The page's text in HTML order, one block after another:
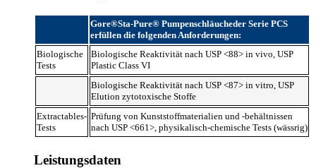
Gore®Sta-Pure® Pumpenschläucheder Serie PCS
erfüllen die folgenden Anforderungen:
Biologische
Tests
Biologische Reaktivität nach USP <88> in vivo, USP
Plastic Class VI
Biologische Reaktivität nach USP <87> in vitro, USP
Elution zytotoxische Stoffe
Extractables-
Tests
Prüfung von Kunststoffmaterialien und -behältnissen
nach USP <661>, physikalisch-chemische Tests (wässrig)
Leistungsdaten